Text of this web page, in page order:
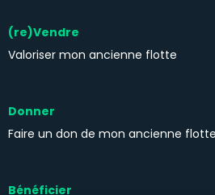
(re)Vendre
Valoriser mon ancienne flotte
Donner
Faire un don de mon ancienne flotte
Bénéficier